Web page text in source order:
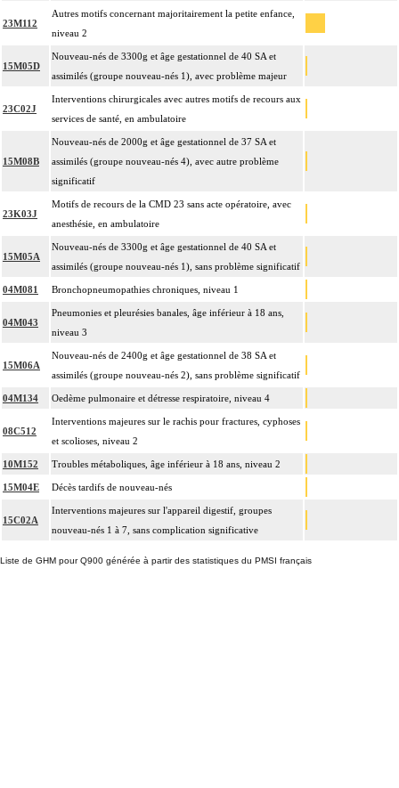
23M112
Autres motifs concernant majoritairement la petite enfance,
niveau 2
15M05D
Nouveau-nés de 3300g et âge gestationnel de 40 SA et
assimilés (groupe nouveau-nés 1), avec problème majeur
23C02J
Interventions chirurgicales avec autres motifs de recours aux
services de santé, en ambulatoire
15M08B
Nouveau-nés de 2000g et âge gestationnel de 37 SA et
assimilés (groupe nouveau-nés 4), avec autre problème
significatif
23K03J
Motifs de recours de la CMD 23 sans acte opératoire, avec
anesthésie, en ambulatoire
15M05A
Nouveau-nés de 3300g et âge gestationnel de 40 SA et
assimilés (groupe nouveau-nés 1), sans problème significatif
04M081 Bronchopneumopathies chroniques, niveau 1
04M043
Pneumonies et pleurésies banales, âge inférieur à 18 ans,
niveau 3
15M06A
Nouveau-nés de 2400g et âge gestationnel de 38 SA et
assimilés (groupe nouveau-nés 2), sans problème significatif
04M134 Oedème pulmonaire et détresse respiratoire, niveau 4
08C512
Interventions majeures sur le rachis pour fractures, cyphoses
et scolioses, niveau 2
10M152 Troubles métaboliques, âge inférieur à 18 ans, niveau 2
15M04E Décès tardifs de nouveau-nés
15C02A
Interventions majeures sur l'appareil digestif, groupes
nouveau-nés 1 à 7, sans complication significative
Liste de GHM pour Q900 générée à partir des statistiques du PMSI français